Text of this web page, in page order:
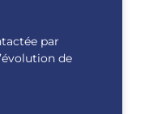
par
de